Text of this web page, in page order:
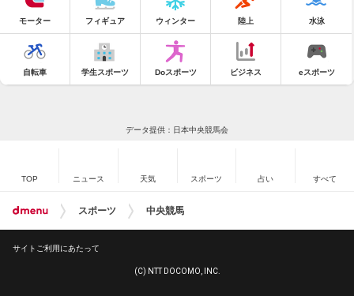
モーター フィギュア ウィンター 陸上 水泳
自転車 学生スポーツ Doスポーツ ビジネス eスポーツ
データ提供：日本中央競馬会
TOP ニュース 天気 スポーツ 占い すべて
スポーツ 中央競馬
サイトご利用にあたって
(C) NTT DOCOMO, INC.